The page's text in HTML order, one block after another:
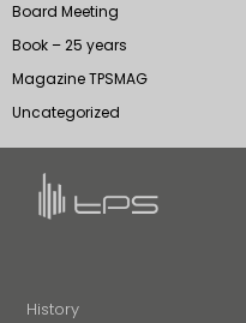
Board Meeting
Book – 25 years
Magazine TPSMAG
Uncategorized
History